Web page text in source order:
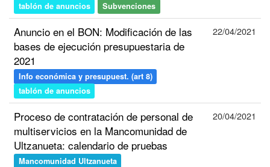
tablón de anuncios Subvenciones
Anuncio en el BON: Modificación de las
bases de ejecución presupuestaria de
2021
Info económica y presupuest. (art 8)
tablón de anuncios
22/04/2021
Proceso de contratación de personal de
multiservicios en la Mancomunidad de
Ultzanueta: calendario de pruebas
Mancomunidad Ultzanueta
20/04/2021